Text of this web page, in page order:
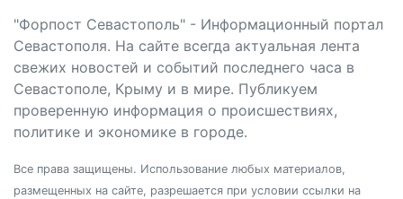
"Форпост Севастополь" - Информационный портал
Севастополя. На сайте всегда актуальная лента
свежих новостей и событий последнего часа в
Севастополе, Крыму и в мире. Публикуем
проверенную информация о происшествиях,
политике и экономике в городе.
Все права защищены. Использование любых материалов,
размещенных на сайте, разрешается при условии ссылки на